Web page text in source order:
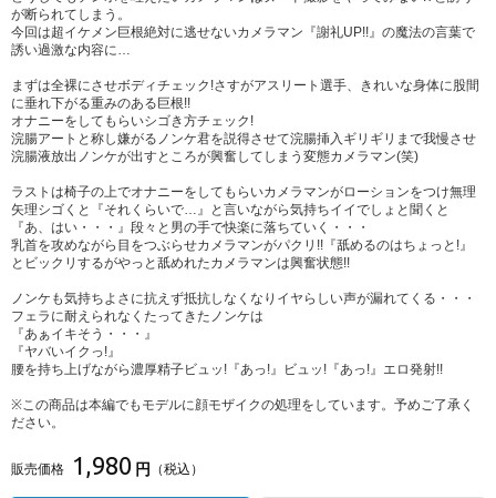
が断られてしまう。
今回は超イケメン巨根絶対に逃せないカメラマン『謝礼UP!!』の魔法の言葉で
誘い過激な内容に…
まずは全裸にさせボディチェック!さすがアスリート選手、きれいな身体に股間
に垂れ下がる重みのある巨根!!
オナニーをしてもらいシゴき方チェック!
浣腸アートと称し嫌がるノンケ君を説得させて浣腸挿入ギリギリまで我慢させ
浣腸液放出ノンケが出すところが興奮してしまう変態カメラマン(笑)
ラストは椅子の上でオナニーをしてもらいカメラマンがローションをつけ無理
矢理シゴくと『それくらいで…』と言いながら気持ちイイでしょと聞くと
『あ、はい・・・』段々と男の手で快楽に落ちていく・・・
乳首を攻めながら目をつぶらせカメラマンがパクリ!!『舐めるのはちょっと!』
とビックリするがやっと舐めれたカメラマンは興奮状態!!
ノンケも気持ちよさに抗えず抵抗しなくなりイヤらしい声が漏れてくる・・・
フェラに耐えられなくたってきたノンケは
『あぁイキそう・・・』
『ヤバいイクっ!』
腰を持ち上げながら濃厚精子ビュッ!『あっ!』ビュッ!『あっ!』エロ発射!!
※この商品は本編でもモデルに顔モザイクの処理をしています。予めご了承く
ださい。
販売価格 1,980 円 （税込）